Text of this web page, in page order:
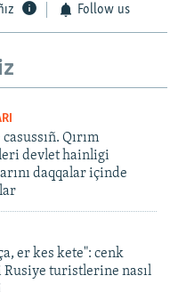
Follow us
Qırım
devlet hainligi
daqqalar içinde
er kes kete": cenk
Rusiye turistlerine nasıl